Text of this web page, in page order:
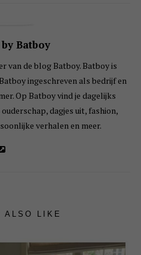
Batboy
van de blog Batboy. Batboy is
ingeschreven als bedrijf en
Op Batboy vind je dagelijks
dagjes uit, fashion,
verhalen en meer.
ALSO LIKE